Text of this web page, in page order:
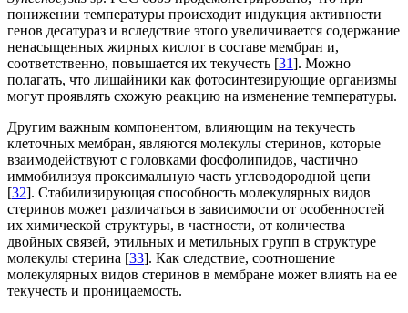
понижении температуры происходит индукция активности
генов десатураз и вследствие этого увеличивается содержание
ненасыщенных жирных кислот в составе мембран и,
соответственно, повышается их текучесть [31]. Можно
полагать, что лишайники как фотосинтезирующие организмы
могут проявлять схожую реакцию на изменение температуры.
Другим важным компонентом, влияющим на текучесть
клеточных мембран, являются молекулы стеринов, которые
взаимодействуют с головками фосфолипидов, частично
иммобилизуя проксимальную часть углеводородной цепи
[32]. Стабилизирующая способность молекулярных видов
стеринов может различаться в зависимости от особенностей
их химической структуры, в частности, от количества
двойных связей, этильных и метильных групп в структуре
молекулы стерина [33]. Как следствие, соотношение
молекулярных видов стеринов в мембране может влиять на ее
текучесть и проницаемость.